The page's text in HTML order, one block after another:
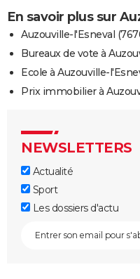
En savoir plus sur
Auzouville-l'Esneval
Bureaux de vote à
Ecole à Auzouville-
Prix immobilier à
NEWSLETTERS
Actualité
Sport
Les dossiers d'actu